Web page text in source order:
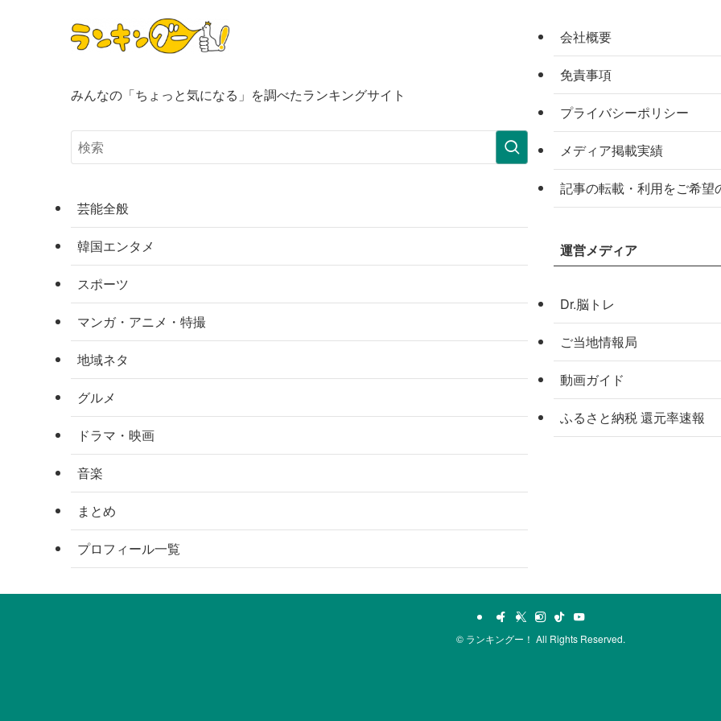
みんなの「ちょっと気になる」を調べたランキングサイト
芸能全般
韓国エンタメ
スポーツ
マンガ・アニメ・特撮
地域ネタ
グルメ
ドラマ・映画
音楽
まとめ
プロフィール一覧
会社概要
免責事項
プライバシーポリシー
メディア掲載実績
記事の転載・利用をご希望
運営メディア
Dr.脳トレ
ご当地情報局
動画ガイド
ふるさと納税 還元率速報
© ランキングー！ All Rights Reserved.